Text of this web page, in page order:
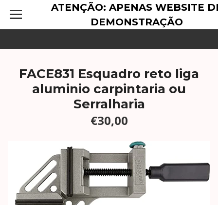
ATENÇÃO: APENAS WEBSITE
DEMONSTRAÇÃO
FACE831 Esquadro reto liga
aluminio carpintaria ou
Serralharia
€30,00